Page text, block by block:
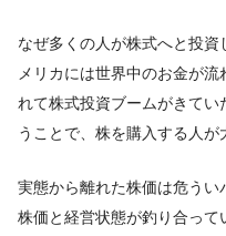
なぜ多くの人が株式へと投
メリカには世界中のお金が
れて株式投資ブームがきて
うことで、株を購入する人が
実態から離れた株価は危うい
株価と経営状態が釣り合って